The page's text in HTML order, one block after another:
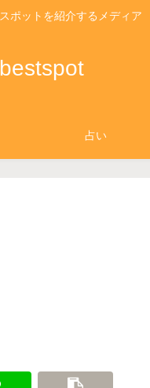
ポットを紹介するメディア
占い